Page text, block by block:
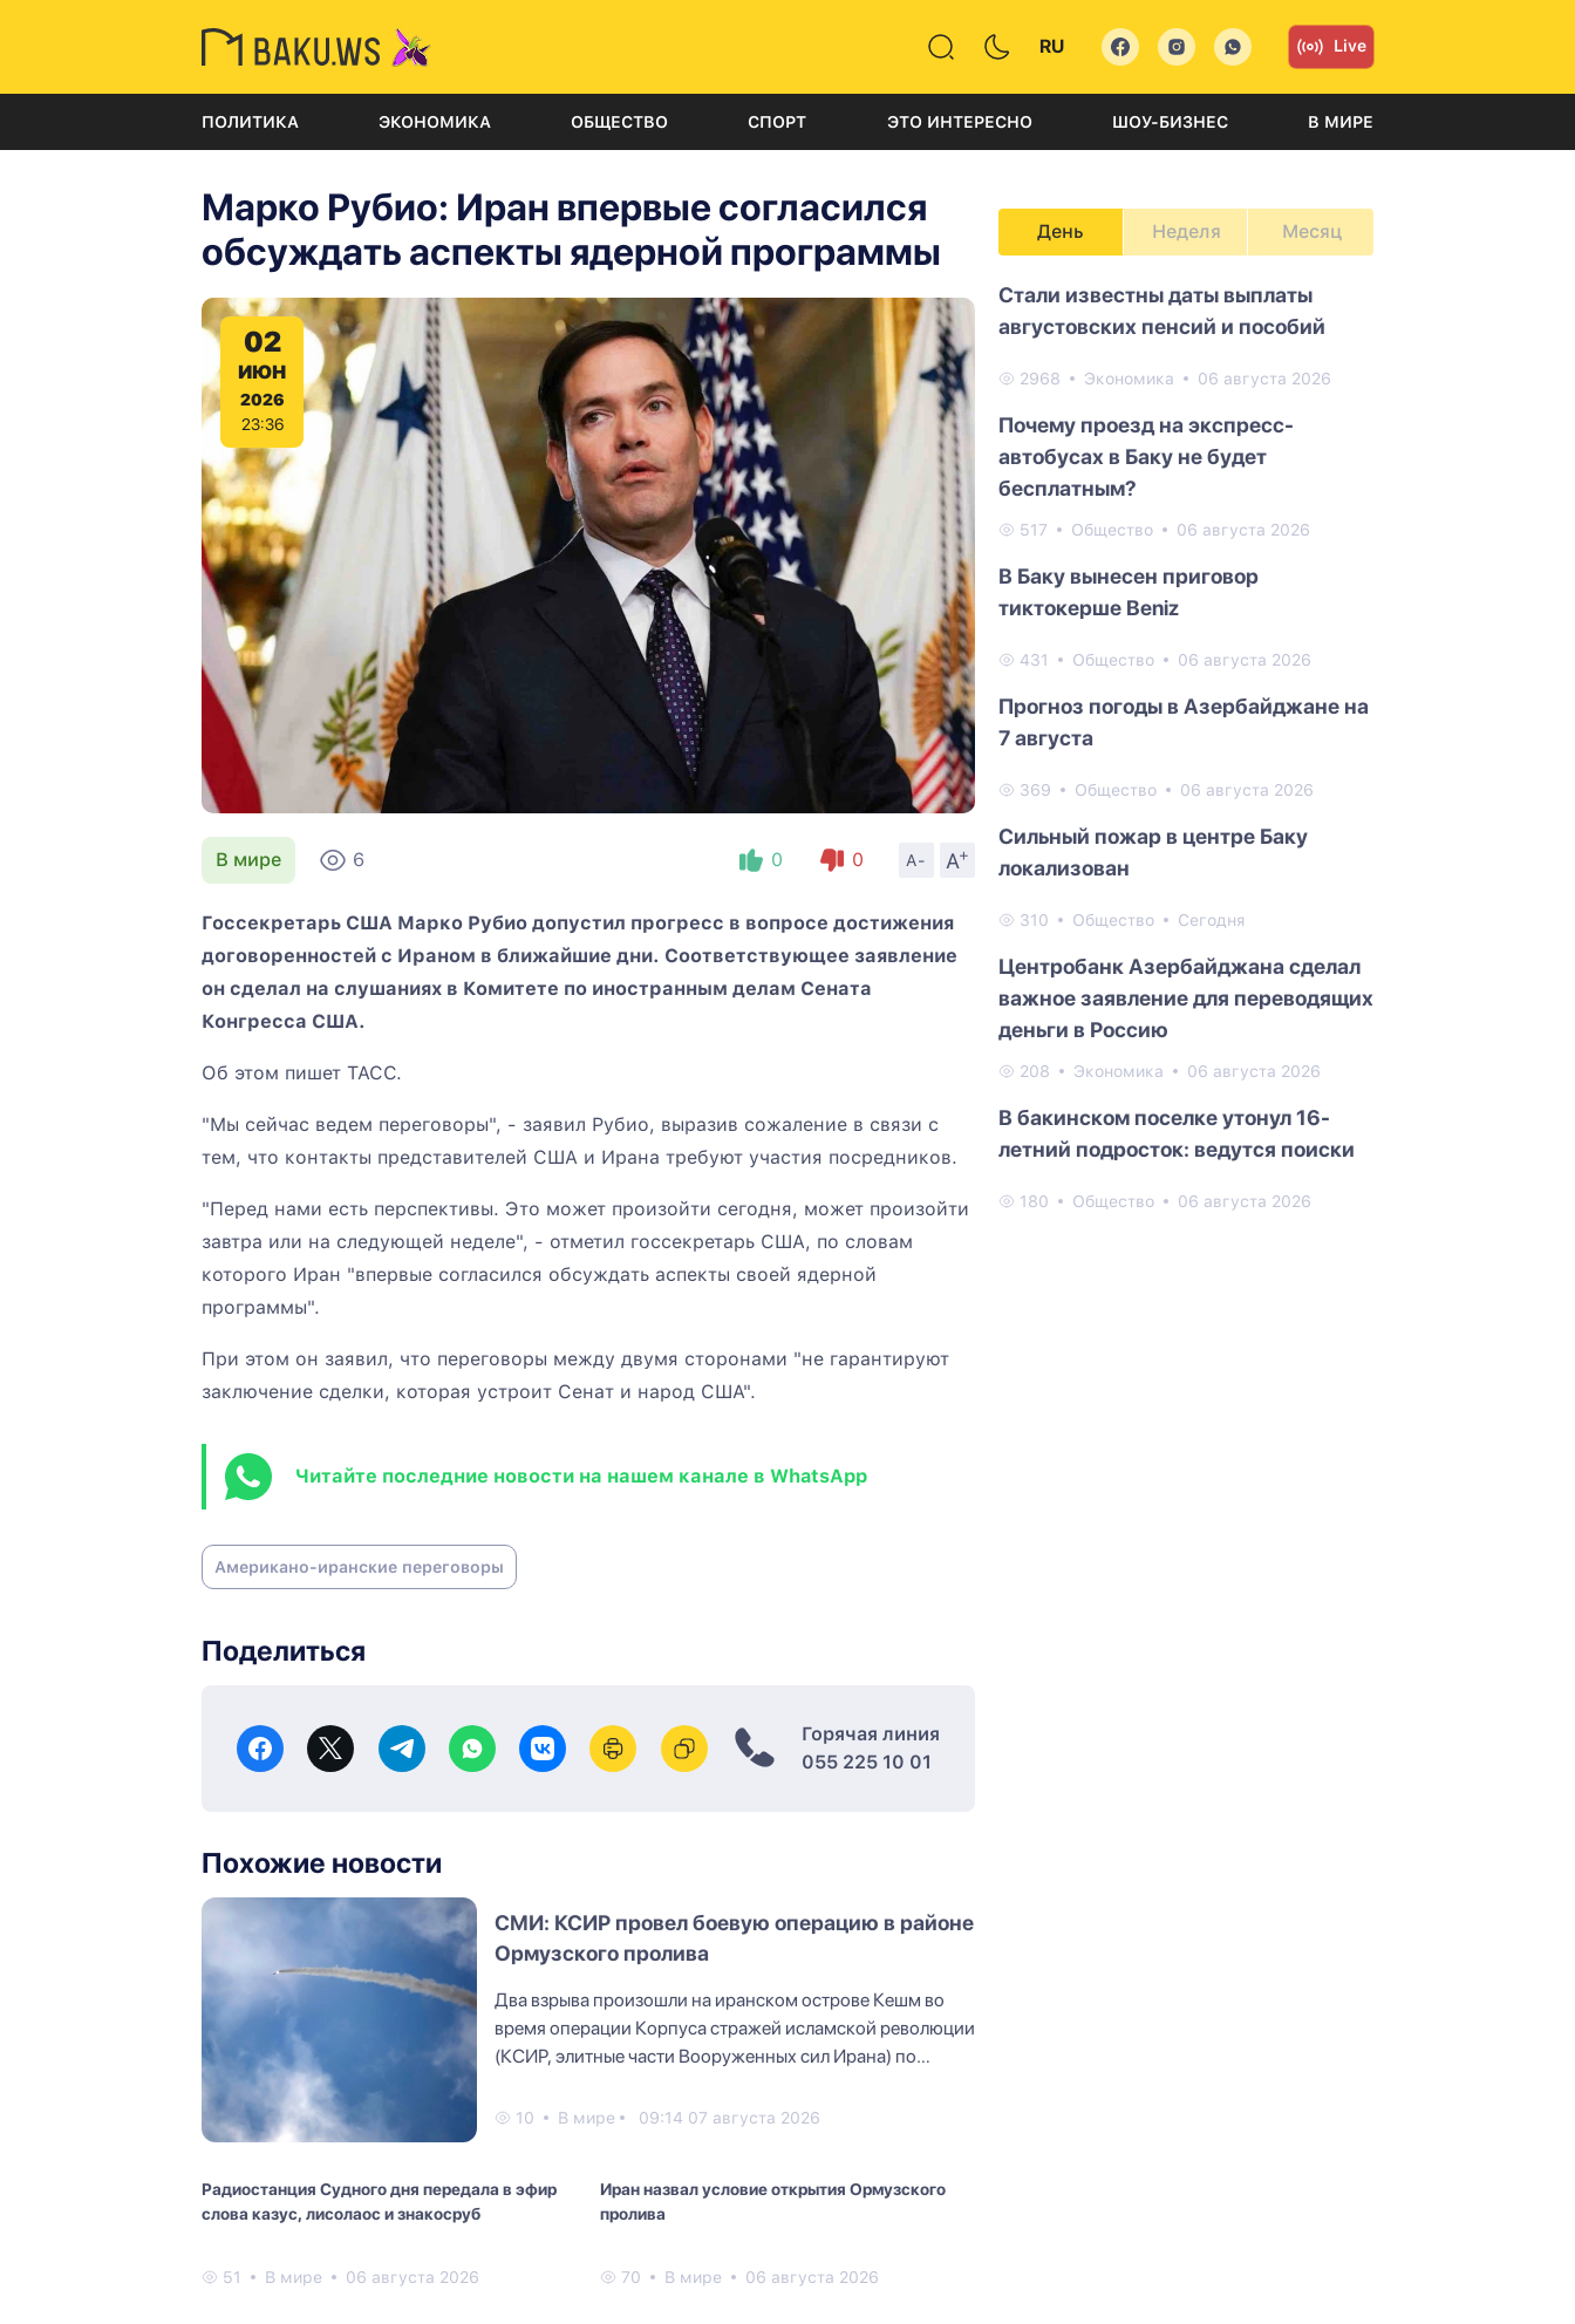
RU Live
ПОЛИТИКА ЭКОНОМИКА ОБЩЕСТВО СПОРТ ЭТО ИНТЕРЕСНО ШОУ-БИЗНЕС В МИРЕ
Марко Рубио: Иран впервые согласился
обсуждать аспекты ядерной программы
02
ИЮН
2026
23:36
В мире 6 0 0 A- A
+
Госсекретарь США Марко Рубио допустил прогресс в вопросе достижения
договоренностей с Ираном в ближайшие дни. Соответствующее заявление
он сделал на слушаниях в Комитете по иностранным делам Сената
Конгресса США.
Об этом пишет ТАСС.
"Мы сейчас ведем переговоры", - заявил Рубио, выразив сожаление в связи с
тем, что контакты представителей США и Ирана требуют участия посредников.
"Перед нами есть перспективы. Это может произойти сегодня, может произойти
завтра или на следующей неделе", - отметил госсекретарь США, по словам
которого Иран "впервые согласился обсуждать аспекты своей ядерной
программы".
При этом он заявил, что переговоры между двумя сторонами "не гарантируют
заключение сделки, которая устроит Сенат и народ США".
Читайте последние новости на нашем канале в WhatsApp
Американо-иранские переговоры
Поделиться
Горячая линия
055 225 10 01
Похожие новости
СМИ: КСИР провел боевую операцию в районе
Ормузского пролива
Два взрыва произошли на иранском острове Кешм во
время операции Корпуса стражей исламской революции
(КСИР, элитные части Вооруженных сил Ирана) по
10 В мире 09:14 07 августа 2026
Радиостанция Судного дня передала в эфир
слова казус, лисолаос и знакосруб
51 В мире 06 августа 2026
Иран назвал условие открытия Ормузского
пролива
70 В мире 06 августа 2026
День Неделя Месяц
Стали известны даты выплаты
августовских пенсий и пособий
2968 Экономика 06 августа 2026
Почему проезд на экспресс-
автобусах в Баку не будет
бесплатным?
517 Общество 06 августа 2026
В Баку вынесен приговор
тиктокерше Beniz
431 Общество 06 августа 2026
Прогноз погоды в Азербайджане на
7 августа
369 Общество 06 августа 2026
Сильный пожар в центре Баку
локализован
310 Общество Сегодня
Центробанк Азербайджана сделал
важное заявление для переводящих
деньги в Россию
208 Экономика 06 августа 2026
В бакинском поселке утонул 16-
летний подросток: ведутся поиски
180 Общество 06 августа 2026